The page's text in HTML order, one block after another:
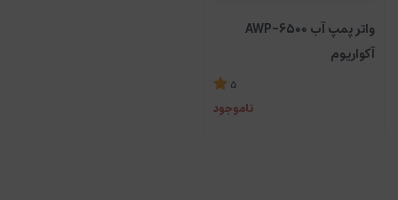
واتر پمپ آب AWP-6500
آکواریوم
5
ناموجود